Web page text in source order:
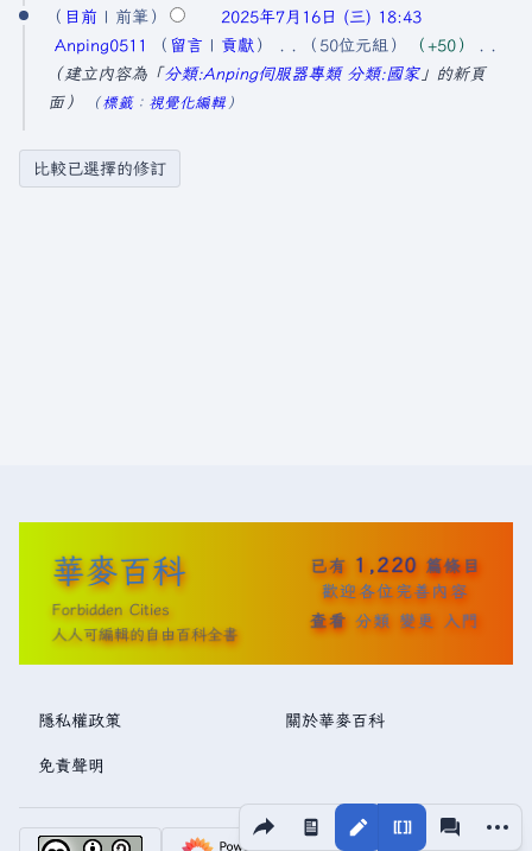
分享此頁面
視圖 更多
7
期
四
年
6
日
輯
摘
要
目前 前筆
2025年7月16日 (三) 18:43
Anping0511
留言 貢獻 50位元組
+50
建立內容為「分類:Anping伺服器專類 分類:國家」的新頁
面
標籤： 視覺化編輯
華麥百科
Forbidden Cities
人人可編輯的自由百科全書
已有 1,220 篇條目
歡迎各位完善內容
查看 分類 變更 入門
隱私權政策 關於華麥百科
免責聲明